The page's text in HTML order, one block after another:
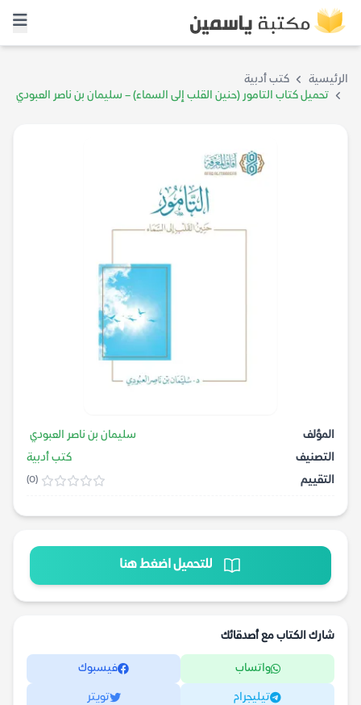
الرئيسية
كتب أدبية
تحميل كتاب التامور (حنين القلب إلى السماء) – سليمان بن ناصر العبودي
المؤلف
سليمان بن ناصر العبودي
التصنيف
كتب أدبية
التقييم
(0)
للتحميل اضغط هنا
شارك الكتاب مع أصدقائك
واتساب فيسبوك
تيليجرام تويتر